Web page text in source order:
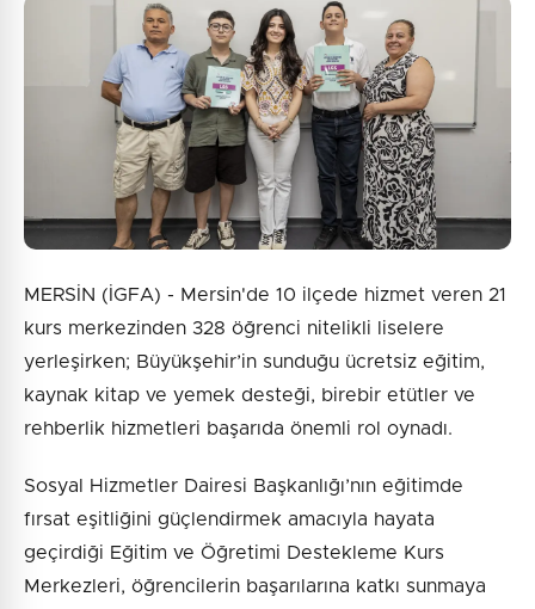
1 + 6 = ?
Gönder
MERSİN (İGFA) - Mersin'de 10 ilçede hizmet veren 21
kurs merkezinden 328 öğrenci nitelikli liselere
yerleşirken; Büyükşehir’in sunduğu ücretsiz eğitim,
kaynak kitap ve yemek desteği, birebir etütler ve
rehberlik hizmetleri başarıda önemli rol oynadı.
Sosyal Hizmetler Dairesi Başkanlığı’nın eğitimde
fırsat eşitliğini güçlendirmek amacıyla hayata
geçirdiği Eğitim ve Öğretimi Destekleme Kurs
Merkezleri, öğrencilerin başarılarına katkı sunmaya